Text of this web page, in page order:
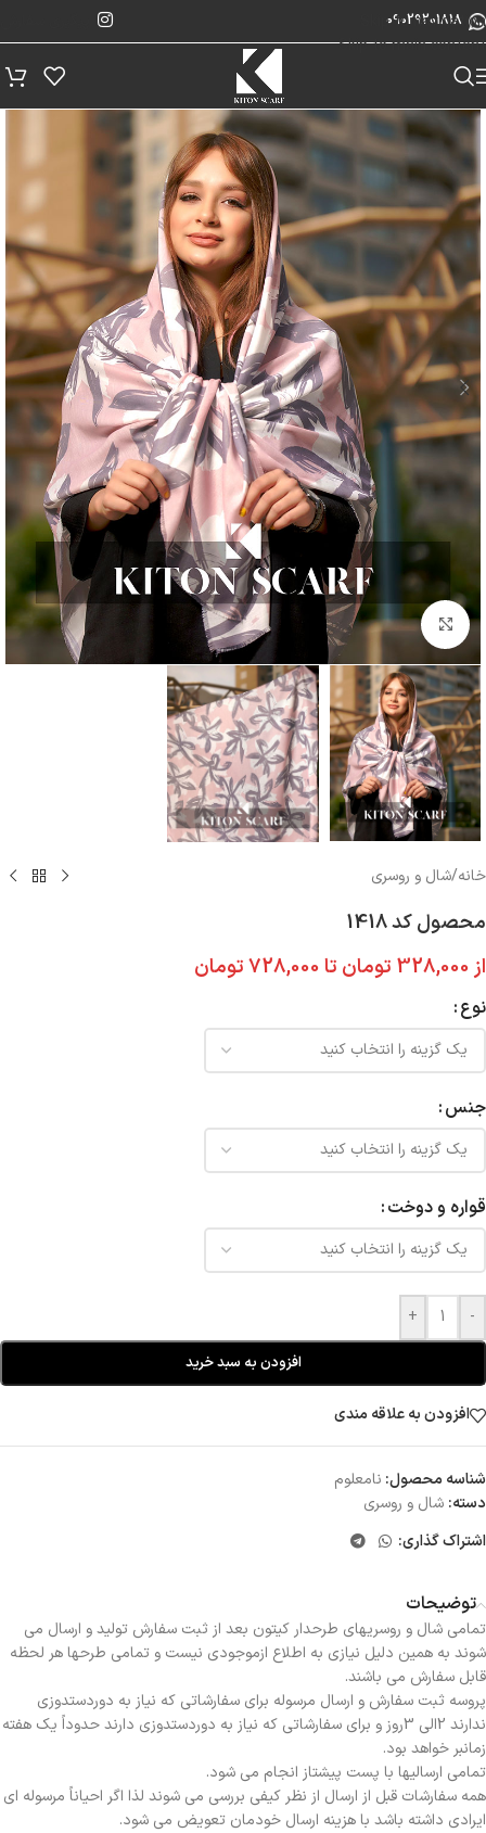
Skip to navigation
Skip to main content
09029201818
بزرگنمایی تصویر
خانه/شال و روسری
محصول کد 1418
از 328,000 تومان تا 728,000تومان
نوع
جنس
قواره و دوخت
-
+
افزودن به سبد خرید
افزودن به علاقه مندی
شناسه محصول: نامعلوم
دسته: شال و روسری
اشتراک گذاری:
توضیحات
تمامی شال و روسریهای طرحدار کیتون بعد از ثبت سفارش تولید و ارسال می
شوند به همین دلیل نیازی به اطلاع ازموجودی نیست و تمامی طرحها هر لحظه
قابل سفارش می باشند.
پروسه ثبت سفارش و ارسال مرسوله برای سفارشاتی که نیاز به دوردستدوزی
ندارند 2الی 3روز و برای سفارشاتی که نیاز به دوردستدوزی دارند حدوداً یک هفته
زمانبر خواهد بود.
تمامی ارسالیها با پست پیشتاز انجام می شود.
همه سفارشات قبل از ارسال از نظر کیفی بررسی می شوند لذا اگر احیاناً مرسوله ای
ایرادی داشته باشد با هزینه ارسال خودمان تعویض می شود.